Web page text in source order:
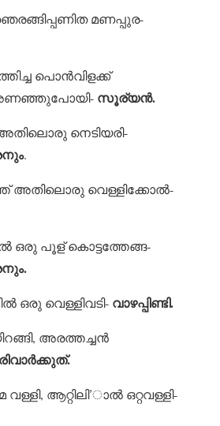
മണപ്പുര-
പൊന്‍വിളക്ക്
സൂര്യന്‍.
നെടിയരി-
.
അതിലൊരു വെള്ളിക്കോല്‍-
ഒരു പൂള് കൊട്ടത്തേങ്ങ-
ഒരു വെള്ളിവടി- വാഴപ്പിണ്ടി.
അരത്തച്ചന്‍
ആറ്റിലി’ാല്‍ ഒറ്റവള്ളി-